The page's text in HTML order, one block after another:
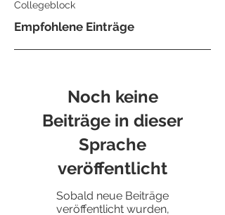
Collegeblock
Empfohlene Einträge
Noch keine
Beiträge in dieser
Sprache
veröffentlicht
Sobald neue Beiträge
veröffentlicht wurden,